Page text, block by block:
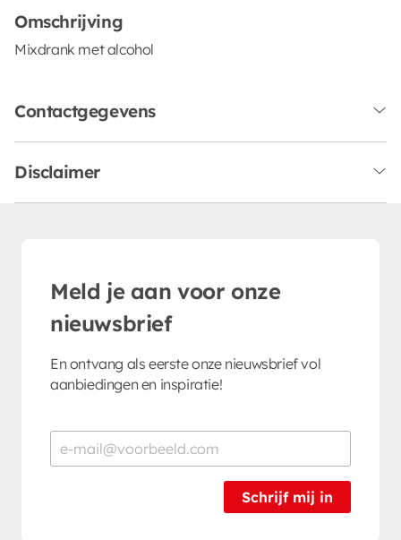
Omschrijving
Mixdrank met alcohol
Contactgegevens
Disclaimer
Meld je aan voor onze
nieuwsbrief
En ontvang als eerste onze nieuwsbrief vol
aanbiedingen en inspiratie!
Schrijf mij in